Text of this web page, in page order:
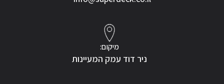
מיקום:
ניר דוד עמק המעיינות